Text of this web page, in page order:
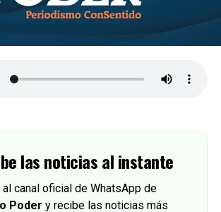
las noticias al instante
al canal oficial de WhatsApp de
Poder y recibe las noticias más